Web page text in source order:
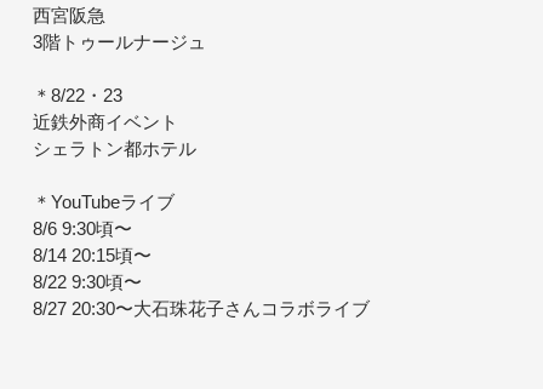
西宮阪急
3階トゥールナージュ
＊8/22・23
近鉄外商イベント
シェラトン都ホテル
＊YouTubeライブ
8/6 9:30頃〜
8/14 20:15頃〜
8/22 9:30頃〜
8/27 20:30〜大石珠花子さんコラボライブ